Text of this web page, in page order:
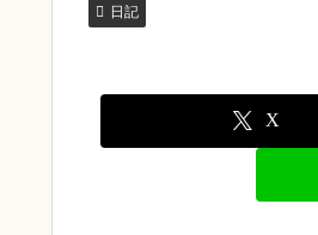
日記
X